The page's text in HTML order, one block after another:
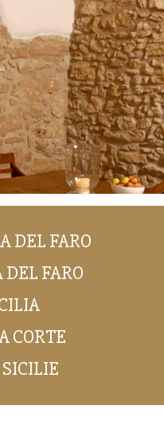
DEL FARO
FARO
CORTE